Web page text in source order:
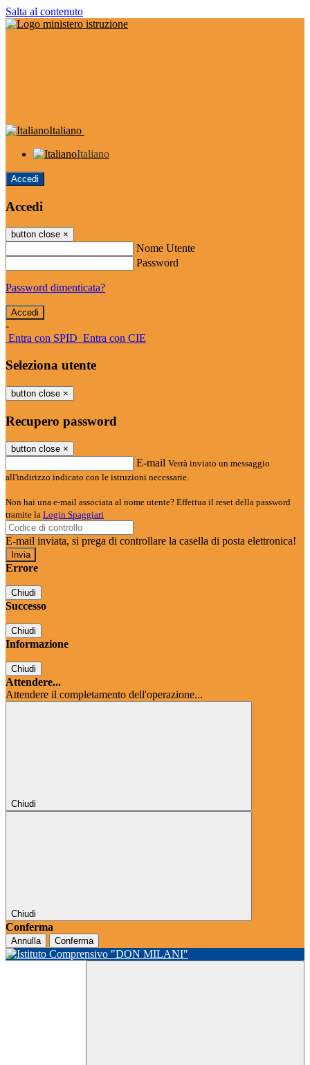
Salta al contenuto
Italiano
Italiano
Accedi
Accedi
button close ×
Nome Utente
Password
Password dimenticata?
-
Entra con SPID Entra con CIE
Seleziona utente
button close ×
Recupero password
button close ×
E-mail Verrà inviato un messaggio
all'indirizzo indicato con le istruzioni necessarie.
Non hai una e-mail associata al nome utente? Effettua il reset della password
tramite la Login Spaggiari
E-mail inviata, si prega di controllare la casella di posta elettronica!
Errore
Chiudi
Successo
Chiudi
Informazione
Chiudi
Attendere...
Attendere il completamento dell'operazione...
Chiudi
Chiudi
Conferma
Annulla Conferma